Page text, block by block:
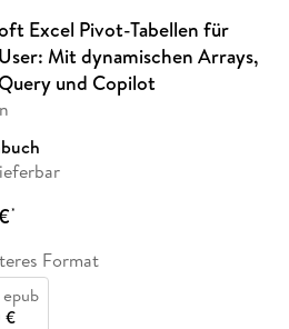
Excel Pivot-Tabellen für
Mit dynamischen Arrays,
und Copilot
*
Format
€